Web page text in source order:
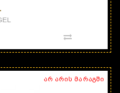
არ არის მარაგში